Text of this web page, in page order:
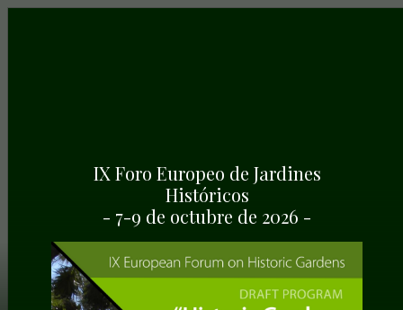
IX Foro Europeo de Jardines
Históricos
- 7-9 de octubre de 2026 -